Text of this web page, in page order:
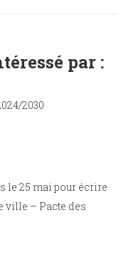
par :
2030
le 25 mai pour écrire
ville – Pacte des